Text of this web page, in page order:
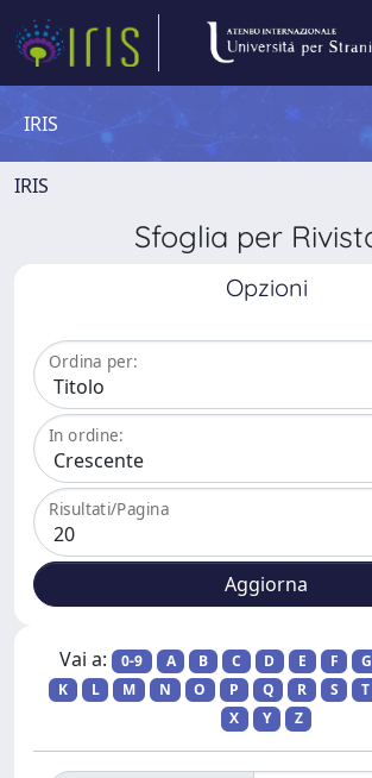
IRIS
IRIS
Sfoglia per
Opzioni
Ordina per:
In ordine:
Risultati/Pagina
Vai a: 0-9 A B C D E F G
K
L M N O P Q R S T
X
Y Z